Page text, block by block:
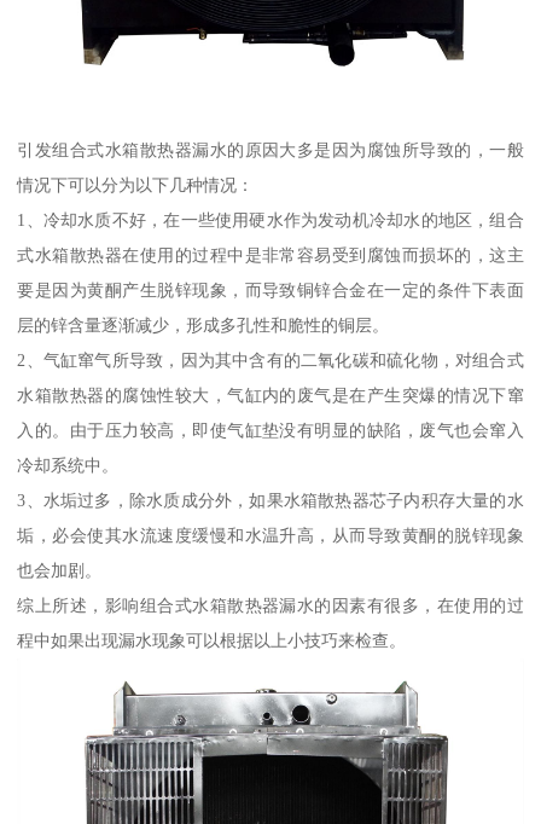
引发组合式水箱散热器漏水的原因大多是因为腐蚀所导致的，一般
情况下可以分为以下几种情况：
1、冷却水质不好，在一些使用硬水作为发动机冷却水的地区，组合
式水箱散热器在使用的过程中是非常容易受到腐蚀而损坏的，这主
要是因为黄酮产生脱锌现象，而导致铜锌合金在一定的条件下表面
层的锌含量逐渐减少，形成多孔性和脆性的铜层。
2、气缸窜气所导致，因为其中含有的二氧化碳和硫化物，对组合式
水箱散热器的腐蚀性较大，气缸内的废气是在产生突爆的情况下窜
入的。由于压力较高，即使气缸垫没有明显的缺陷，废气也会窜入
冷却系统中。
3、水垢过多，除水质成分外，如果水箱散热器芯子内积存大量的水
垢，必会使其水流速度缓慢和水温升高，从而导致黄酮的脱锌现象
也会加剧。
综上所述，影响组合式水箱散热器漏水的因素有很多，在使用的过
程中如果出现漏水现象可以根据以上小技巧来检查。